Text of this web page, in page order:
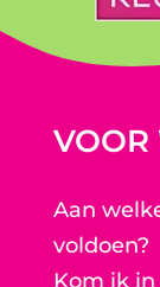
VOOR
Aan
voldoen?
Kom ik